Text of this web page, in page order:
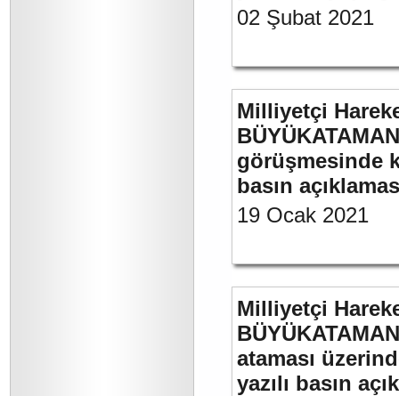
02 Şubat 2021
Milliyetçi
görüşmesinde
basın
19 Ocak 2021
Milliyetçi
ataması
yazılı basın